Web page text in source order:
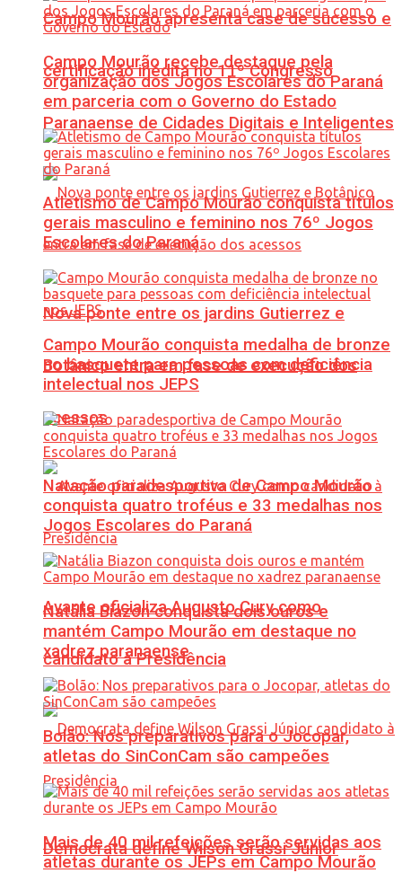
Campo Mourão apresenta case de sucesso e
certificação inédita no 11º Congresso
Paranaense de Cidades Digitais e Inteligentes
Nova ponte entre os jardins Gutierrez e
Botânico entra em fase de execução dos
acessos
Avante oficializa Augusto Cury como
candidato à Presidência
Democrata define Wilson Grassi Júnior
Campo Mourão recebe destaque pela
organização dos Jogos Escolares do Paraná
em parceria com o Governo do Estado
Atletismo de Campo Mourão conquista títulos
gerais masculino e feminino nos 76º Jogos
Escolares do Paraná
Campo Mourão conquista medalha de bronze
no basquete para pessoas com deficiência
intelectual nos JEPS
Natação paradesportiva de Campo Mourão
conquista quatro troféus e 33 medalhas nos
Jogos Escolares do Paraná
Natália Biazon conquista dois ouros e
mantém Campo Mourão em destaque no
xadrez paranaense
Bolão: Nos preparativos para o Jocopar,
atletas do SinConCam são campeões
Mais de 40 mil refeições serão servidas aos
atletas durante os JEPs em Campo Mourão